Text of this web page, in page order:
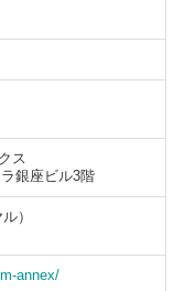
ス
銀座ビル3階
）
annex/